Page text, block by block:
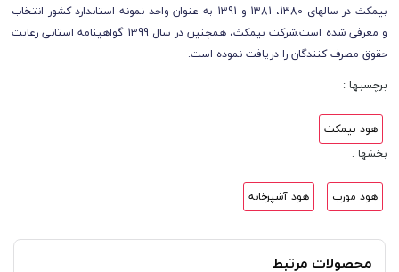
بیمکث در سال­های 1380، 1381 و 1391 به عنوان واحد نمونه استاندارد کشور انتخاب
و معرفی شده است.شرکت بیمکث، همچنین در سال 1399 گواهینامه استانی رعایت
حقوق مصرف کنندگان را دریافت نموده است.
برچسبها :
هود بیمکث
بخشها :
هود مورب هود آشپزخانه
محصولات مرتبط